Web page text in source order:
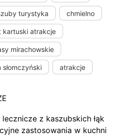
turystyka chmielno
kartuski atrakcje
mirachowskie
słomczyński atrakcje
lecznicze z kaszubskich łąk
zastosowania w kuchni